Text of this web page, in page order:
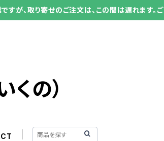
、取り寄せのご注文は、この間は遅れます。ご
くの）